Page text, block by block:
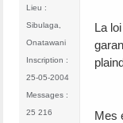
Lieu :
Sibulaga,
Onatawani
Inscription :
25-05-2004
Messages :
25 216
La
Mes